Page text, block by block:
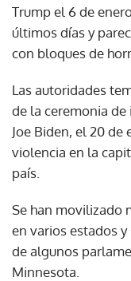
Trump el 6 de
últimos días y
con bloques de
Las autoridades
de la ceremonia
Joe Biden, el 20
violencia en la
país.
Se han movilizado
en varios estados
de algunos
Minnesota.